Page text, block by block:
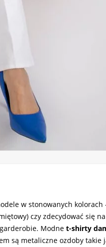
w stonowanych kolorach
czy zdecydować się
Modne t-shirty
są metaliczne ozdoby takie